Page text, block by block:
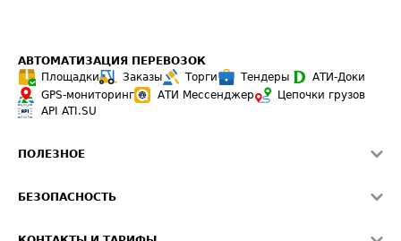
АВТОМАТИЗАЦИЯ ПЕРЕВОЗОК
Площадки
Заказы Торги Тендеры
АТИ-Доки
GPS-мониторинг
АТИ Мессенджер
Цепочки грузов
API ATI.SU
ПОЛЕЗНОЕ
Звезды ATI.SU на вашем сайте
БЕЗОПАСНОСТЬ